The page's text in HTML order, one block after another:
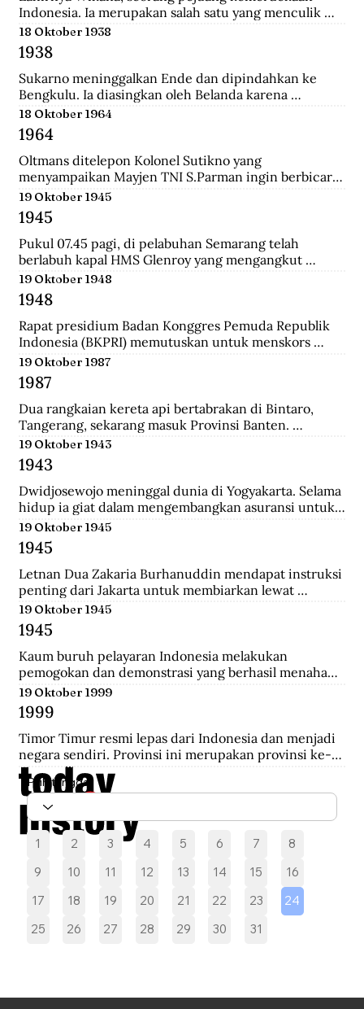
Pilih tanggal
1 2 3 4 5 6 7
8
9
10 11 12 13 14 15
16
17
18 19 20 21 22 23
24
25
26 27 28 29 30 31
Indonesia. Ia merupakan salah satu yang menculik
Sukaro dan Hatta dalam Peristiwa Rengasdengklok.
18 Oktober 1938
1938
Sukarno meninggalkan Ende dan dipindahkan ke
Bengkulu. Ia diasingkan oleh Belanda karena
dianggap membahayakan pemerintahan Belanda.
18 Oktober 1964
1964
Oltmans ditelepon Kolonel Sutikno yang
menyampaikan Mayjen TNI S.Parman ingin berbicara
dengannya. Oltmans bertemu dengan Parman
sehingga ini pertemuan yang mendekatkan mereka.
Bahkan Parman pernah meminta tolong untuk
bertemu dengan Verrips yang diduga merampok uang
Bank Indonesia.
19 Oktober 1945
1945
Pukul 07.45 pagi, di pelabuhan Semarang telah
berlabuh kapal HMS Glenroy yang mengangkut
tentara Sekutu, yaitu pasukan Inggris dari brigade
ke-37 yang diantaranya terdiri dari prajurit Gurkha.
Tak beberapa lama, sekitar pukul 08.00.
Wongsonegoro membacakan isi persetujuan
penghentian tembak menembak antara pasukan TKR
(Tentara Keamanan Rakyat) dengan tentara Jepang.
19 Oktober 1948
1948
Rapat presidium Badan Konggres Pemuda Republik
Indonesia (BKPRI) memutuskan untuk menskors
Pemuda Sosialis Indonesia (Pesindo).
19 Oktober 1987
1987
Dua rangkaian kereta api bertabrakan di Bintaro,
Tangerang, sekarang masuk Provinsi Banten.
Lokomotif dan gerbong pertama masing-masing
kereta hancur-lebur. Ratusan penumpang tewas
mengenaskan. Suara tabrakan terdengar hingga
beberapa belas meter. Kecelakaan kereta terburuk
sepanjang sejarah Indonesia. Kecelakaan ini terjadi
Senin pagi, sekira jam tujuh. Waktu padat penumpang
untuk Kereta api (KA) 225 trayek Rangkasbitung—
Jakarta Kota. Kereta ini mengangkut 1.887
penumpang.
19 Oktober 1943
1943
Dwidjosewojo meninggal dunia di Yogyakarta. Selama
hidup ia giat dalam mengembangkan asuransi untuk
anak negeri. Hingga OL Mij Boemipoetera dan
Merdika sebagai usaha asuransi mendapat pengakuan
badan hukum.
19 Oktober 1945
1945
Letnan Dua Zakaria Burhanuddin mendapat instruksi
penting dari Jakarta untuk membiarkan lewat
serangkaian kereta api memuat 90 Kaigun (Angkatan
Laut Jepang) yang akan melintasi Stasiun Bekasi.
Namun saat tiba, rakyat dan pejuang Bekasi langsung
melakukan pengepungan hingga terjadi penembakan
yang akhirnya saling serbu.
19 Oktober 1945
1945
Kaum buruh pelayaran Indonesia melakukan
pemogokan dan demonstrasi yang berhasil menahan
sebelas kapal Belanda di Pelabuhan New York yang
akan mengangkut perlengkapan perang yang
diperoleh dari Pemerintah AS.
19 Oktober 1999
1999
Timor Timur resmi lepas dari Indonesia dan menjadi
negara sendiri. Provinsi ini merupakan provinsi ke-27
Indonesia selama 24 tahun.